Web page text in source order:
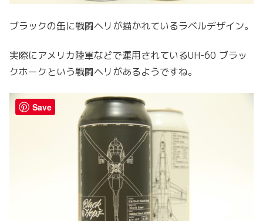
ブラックの缶に戦闘ヘリが描かれているラベルデザイン。
実際にアメリカ陸軍などで運用されているUH-60 ブラッ
クホークという戦闘ヘリがあるようですね。
Save